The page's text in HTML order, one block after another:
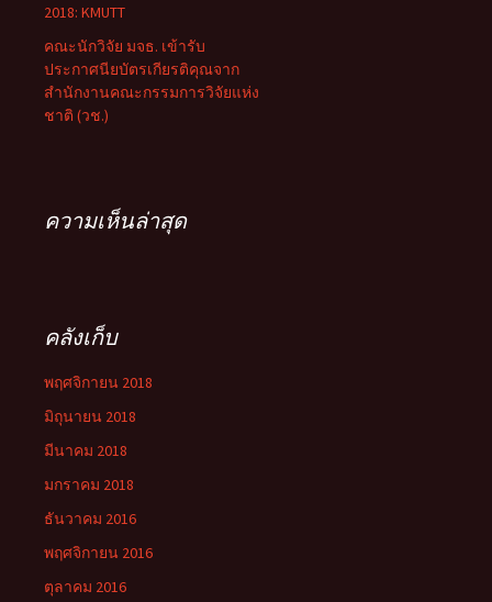
2018: KMUTT
คณะนักวิจัย มจธ. เข้ารับ
ประกาศนียบัตรเกียรติคุณจาก
สำนักงานคณะกรรมการวิจัยแห่ง
ชาติ (วช.)
ความเห็นล่าสุด
คลังเก็บ
พฤศจิกายน 2018
มิถุนายน 2018
มีนาคม 2018
มกราคม 2018
ธันวาคม 2016
พฤศจิกายน 2016
ตุลาคม 2016